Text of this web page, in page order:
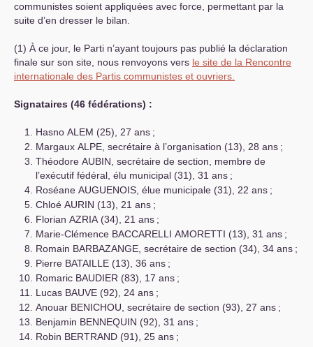
communistes soient appliquées avec force, permettant par la
suite d’en dresser le bilan.
(1) À ce jour, le Parti n’ayant toujours pas publié la déclaration
finale sur son site, nous renvoyons vers le site de la Rencontre
internationale des Partis communistes et ouvriers.
Signataires (46 fédérations) :
Hasno ALEM (25), 27 ans ;
Margaux ALPE , secrétaire à l’organisation (13), 28 ans ;
Théodore AUBIN , secrétaire de section, membre de
l’exécutif fédéral, élu municipal (31), 31 ans ;
Roséane AUGUENOIS , élue municipale (31), 22 ans ;
Chloé AURIN (13), 21 ans ;
Florian AZRIA (34), 21 ans ;
Marie-Clémence BACCARELLI AMORETTI (13), 31 ans ;
Romain BARBAZANGE , secrétaire de section (34), 34 ans ;
Pierre BATAILLE (13), 36 ans ;
Romaric BAUDIER (83), 17 ans ;
Lucas BAUVE (92), 24 ans ;
Anouar BENICHOU , secrétaire de section (93), 27 ans ;
Benjamin BENNEQUIN (92), 31 ans ;
Robin BERTRAND (91), 25 ans ;